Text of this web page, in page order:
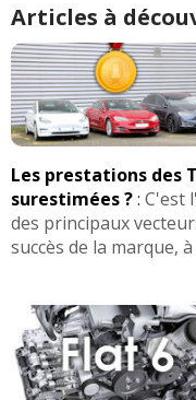
commande de boîte
consommation (de
rigoureux)
vive.
Tenue de route
et suffisamment
NULLE. Un vrai
court, phares
Défauts :pas
places arrières. PAS
Insonorisation sur
vent et de
c'est une citadine.
sur les derniers
surtout PAS LA
Articles à
Les prestations des
surestimées ?: C'est
des principaux
succès de la marque, à